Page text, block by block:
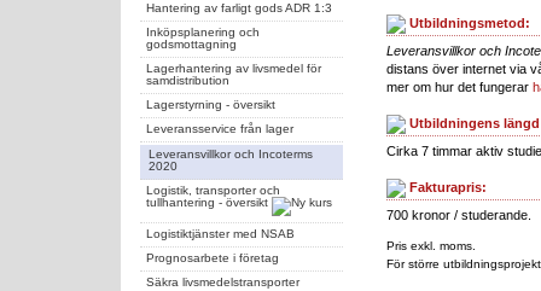
Hantering av farligt gods ADR 1:3
Inköpsplanering och
godsmottagning
Lagerhantering av livsmedel för
samdistribution
Lagerstyrning - översikt
Leveransservice från lager
Leveransvillkor och Incoterms
2020
Logistik, transporter och
tullhantering - översikt
Logistiktjänster med NSAB
Prognosarbete i företag
Säkra livsmedelstransporter
Utbildningsmetod:
Leveransvillkor och
distans över internet via
mer om hur det fungerar
Utbildningens
Cirka 7 timmar aktiv
Fakturapris:
700 kronor / studerande.
Pris exkl. moms.
För större